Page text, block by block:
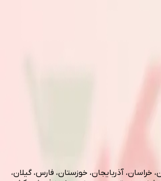
سراسر ایران از جمله تهران، خراسان، آذربایجان، خوزستان، فارس، گیلان،